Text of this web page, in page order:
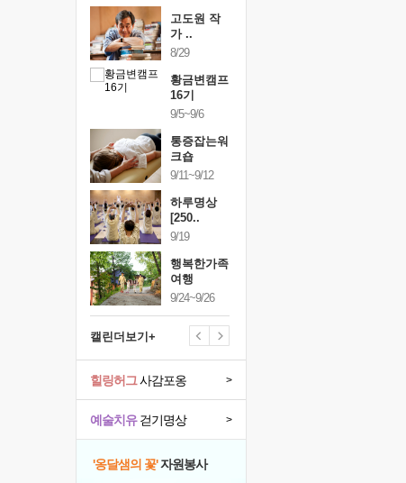
고도원 작
가 ..
8/29
황금변캠프
16기
9/5~9/6
통증잡는워
크숍
9/11~9/12
하루명상
[250..
9/19
행복한가족
여행
9/24~9/26
캘린더보기+
예술치유걷기명상 >
힐링허그사감포옹 >
'옹달샘의 꽃'자원봉사